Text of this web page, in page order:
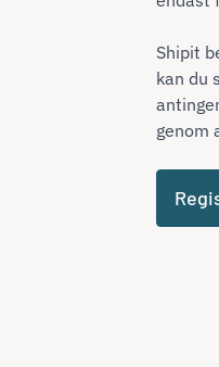
Shipit
kan du
genom